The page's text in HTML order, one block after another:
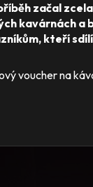
začal
kavárnách a
kteří
voucher na